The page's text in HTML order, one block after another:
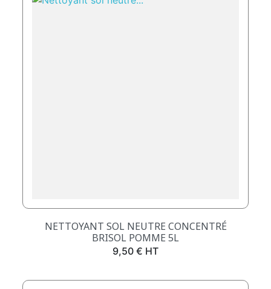
NETTOYANT SOL NEUTRE CONCENTRÉ
BRISOL POMME 5L
Prix
9,50 € HT